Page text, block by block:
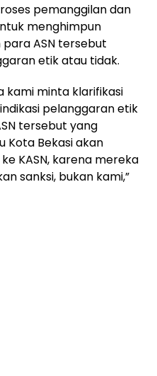
pemanggilan dan
menghimpun
ASN tersebut
etik atau tidak.
kami minta klarifikasi
pelanggaran etik
tersebut yang
Kota Bekasi akan
KASN, karena mereka
sanksi, bukan kami,”